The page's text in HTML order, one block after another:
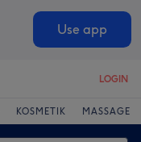
Use app
LOGIN
KOSMETIK MASSAGE